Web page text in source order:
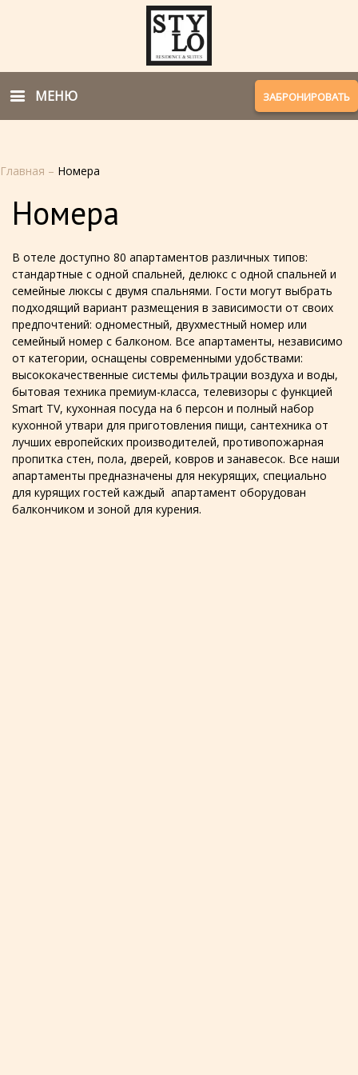
МЕНЮ ЗАБРОНИРОВАТЬ
Главная – Номера
Номера
В отеле доступно 80 апартаментов различных типов:
стандартные с одной спальней, делюкс с одной спальней и
семейные люксы с двумя спальнями. Гости могут выбрать
подходящий вариант размещения в зависимости от своих
предпочтений: одноместный, двухместный номер или
семейный номер с балконом. Все апартаменты, независимо
от категории, оснащены современными удобствами:
высококачественные системы фильтрации воздуха и воды,
бытовая техника премиум-класса, телевизоры с функцией
Smart TV, кухонная посуда на 6 персон и полный набор
кухонной утвари для приготовления пищи, сантехника от
лучших европейских производителей, противопожарная
пропитка стен, пола, дверей, ковров и занавесок. Все наши
апартаменты предназначены для некурящих, специально
для курящих гостей каждый апартамент оборудован
балкончиком и зоной для курения.